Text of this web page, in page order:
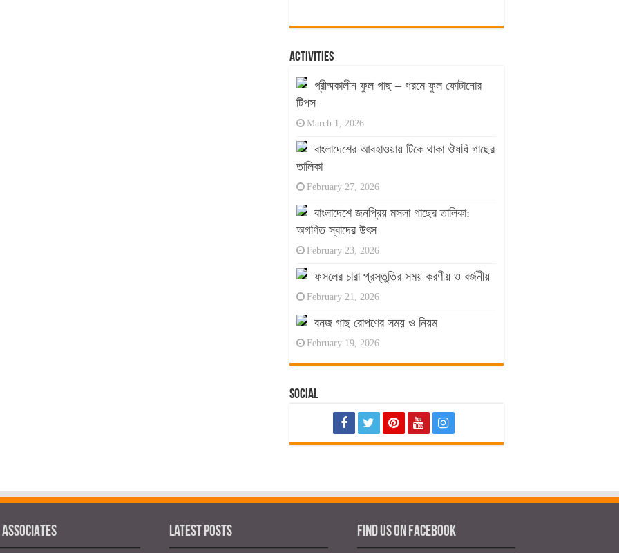
Activities
গ্রীষ্মকালীন ফুল গাছ – গরমে ফুল ফোটানোর
টিপস
March 1, 2026
বাংলাদেশের আবহাওয়ায় টিকে থাকা ঔষধি গাছের
তালিকা
February 27, 2026
বাংলাদেশে জনপ্রিয় মসলা গাছের তালিকা:
অগণিত স্বাদের উৎস
February 23, 2026
ফসলের চারা প্রস্তুতির সময় করণীয় ও বর্জনীয়
February 21, 2026
বনজ গাছ রোপণের সময় ও নিয়ম
February 19, 2026
Social
Latest Posts Find us on Facebook